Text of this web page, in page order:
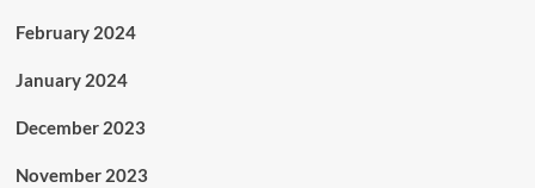
February 2024
January 2024
December 2023
November 2023